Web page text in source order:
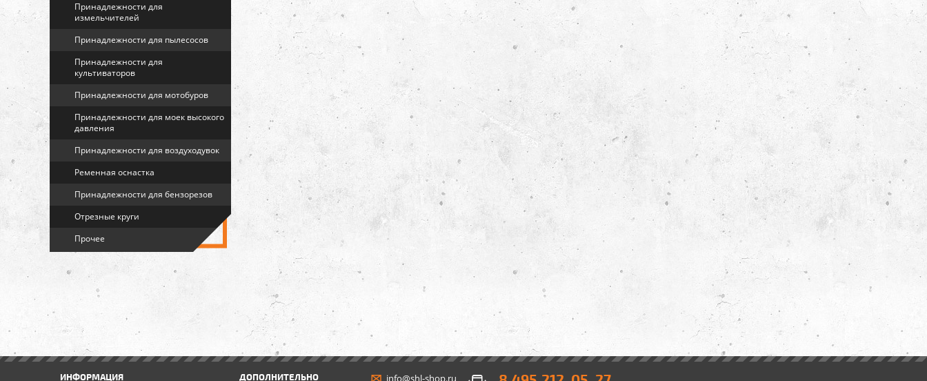
Принадлежности для
измельчителей
Принадлежности для пылесосов
Принадлежности для
культиваторов
Принадлежности для мотобуров
Принадлежности для моек высокого
давления
Принадлежности для воздуходувок
Ременная оснастка
Принадлежности для бензорезов
Отрезные круги
Прочее
ИНФОРМАЦИЯ ДОПОЛНИТЕЛЬНО info@shl-shop.ru